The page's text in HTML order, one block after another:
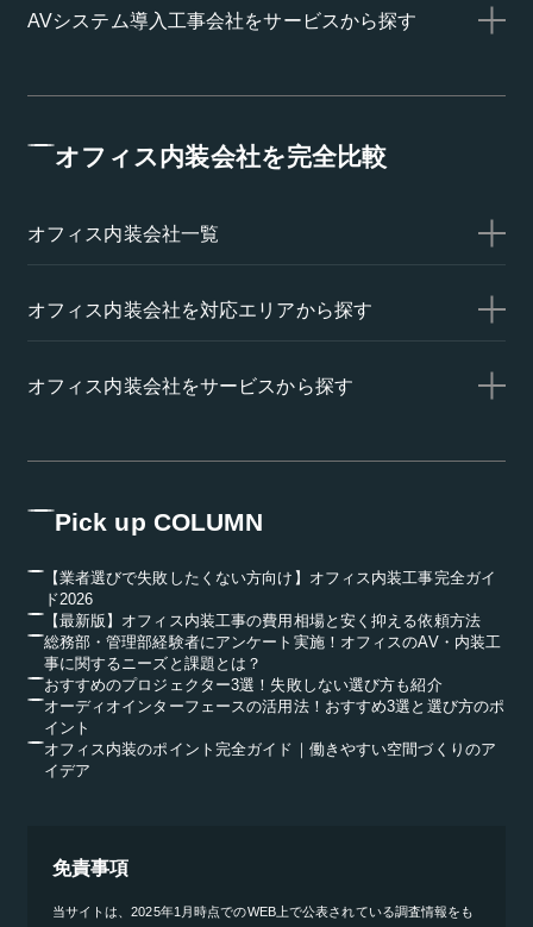
AVシステム導入工事会社をサービスから探す
オフィス内装会社を完全比較
オフィス内装会社一覧
オフィス内装会社を対応エリアから探す
オフィス内装会社をサービスから探す
Pick up COLUMN
【業者選びで失敗したくない方向け】オフィス内装工事完全ガイ
ド2026
【最新版】オフィス内装工事の費用相場と安く抑える依頼方法
総務部・管理部経験者にアンケート実施！オフィスのAV・内装工
事に関するニーズと課題とは？
おすすめのプロジェクター3選！失敗しない選び方も紹介
オーディオインターフェースの活用法！おすすめ3選と選び方のポ
イント
オフィス内装のポイント完全ガイド｜働きやすい空間づくりのア
イデア
免責事項
当サイトは、2025年1月時点でのWEB上で公表されている調査情報をも